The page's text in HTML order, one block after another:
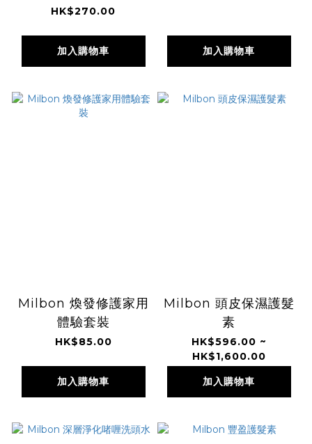
HK$270.00
加入購物車 加入購物車
Milbon 煥發修護家用
體驗套裝
HK$85.00
加入購物車
Milbon 頭皮保濕護髮
素
HK$596.00 ~
HK$1,600.00
加入購物車